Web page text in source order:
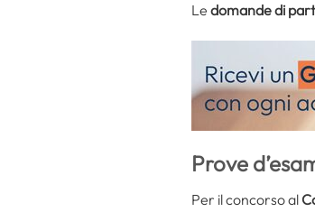
Le domande di
Prove
Per il concorso al